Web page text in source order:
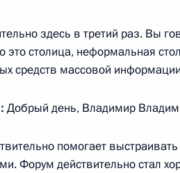
назначен временно
Ульяновской области
года, среда
здесь в третий раз. Вы
это столица, неформальная
средств массовой
Добрый день, Владимир
помогает
Форум действительно стал